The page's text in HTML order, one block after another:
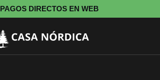
PAGOS DIRECTOS EN WEB